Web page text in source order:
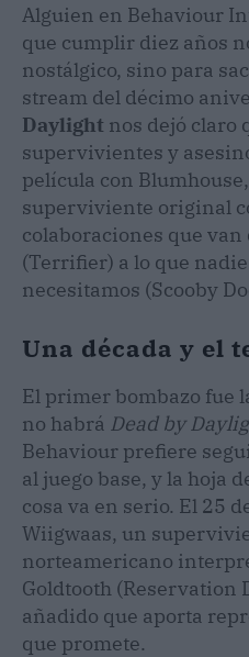
Alguien en Behaviour
que cumplir diez años
nostálgico, sino para
stream del décimo
Daylight nos dejó claro
supervivientes y
película con
superviviente original
colaboraciones que van
(Terrifier) a lo que
necesitamos (Scooby
Una década y el
El primer bombazo fue
no habrá Dead by
Behaviour prefiere
al juego base, y la hoja
cosa va en serio. El 25
Wiigwaas, un
norteamericano
Goldtooth (Reservation
añadido que aporta
que promete.